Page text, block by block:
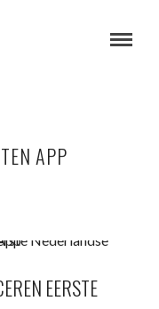
APP
EERSTE